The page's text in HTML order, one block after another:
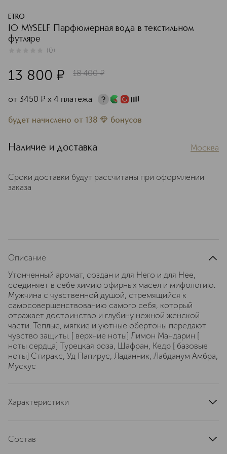
ETRO
IO MYSELF Парфюмерная вода в текстильном
футляре
(0)
13 800 ¤ 18 400 ¤
от 3450 ¤ х 4 платежа
будет начислено от 138 бонусов
Наличие и доставка Москва
Сроки доставки будут рассчитаны при оформлении
заказа
Описание
Утонченный аромат, создан и для Него и для Нее,
соединяет в себе химию эфирных масел и мифологию.
Мужчина с чувственной душой, стремящийся к
самосовершенствованию самого себя, который
отражает достоинство и глубину нежной женской
части. Теплые, мягкие и уютные обертоны передают
чувство защиты. [ верхние ноты] Лимон Мандарин [
ноты сердца] Турецкая роза, Шафран, Кедр [ базовые
ноты] Стиракс, Уд Папирус, Ладанник, Лабданум Амбра,
Мускус
Характеристики
базовые ноты
стиракс, уд, папирус, лабданум, амбра, мускус
Состав